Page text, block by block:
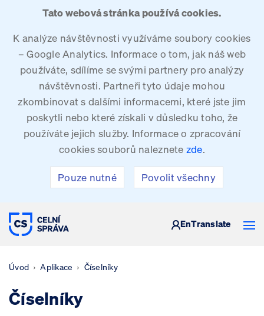
Tato webová stránka používá cookies.
K analýze návštěvnosti využíváme soubory cookies
– Google Analytics. Informace o tom, jak náš web
používáte, sdílíme se svými partnery pro analýzy
návštěvnosti. Partneři tyto údaje mohou
zkombinovat s dalšími informacemi, které jste jim
poskytli nebo které získali v důsledku toho, že
používáte jejich služby. Informace o zpracování
cookies souborů naleznete zde.
Pouze nutné Povolit všechny
CELNÍ SPRÁVA ČESKÉ REPUBLIKY
EnTranslate
Úvod Aplikace Číselníky
Číselníky